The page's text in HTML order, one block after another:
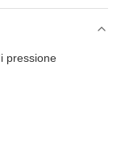
pressione